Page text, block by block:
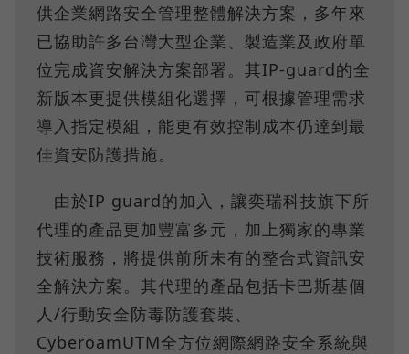
供企業網路安全管理整體解決方案，多年來
已協助許多台灣大型企業、製造業及政府單
位完成資安解決方案部署。其IP-guard的全
新版本更提供模組化選擇，可根據管理需求
導入指定模組，能更有效控制成本仍達到最
佳資安防護措施。
由於IP guard的加入，讓奕瑞科技旗下所
代理的產品更加豐富多元，加上獨家的專業
技術服務，將提供前所未有的整合式資訊安
全解決方案。其代理的產品包括卡巴斯基個
人/行動安全防毒防護套裝、
CyberoamUTM全方位網際網路安全系統與